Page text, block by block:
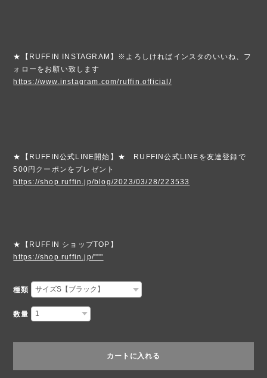
★【RUFFIN INSTAGRAM】※よろしければインスタのいいね、フ
ォローをお願い致します
https://www.instagram.com/ruffin.official/
★【RUFFIN公式LINE開始】★ RUFFIN公式LINEを友達登録で
500円クーポンをプレゼント
https://shop.ruffin.jp/blog/2023/03/28/223533
★【RUFFIN ショップTOP】
https://shop.ruffin.jp/"""
種類
数量
カートに入れる